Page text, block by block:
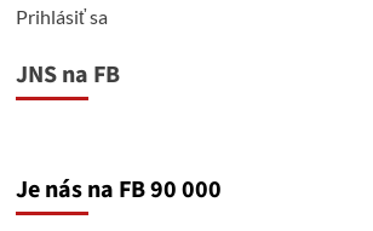
Prihlásiť sa
JNS na FB
Je nás na FB 90 000